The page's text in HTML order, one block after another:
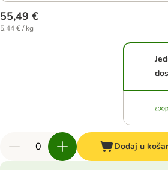
55,49 €
5,44 € / kg
Dodaj u